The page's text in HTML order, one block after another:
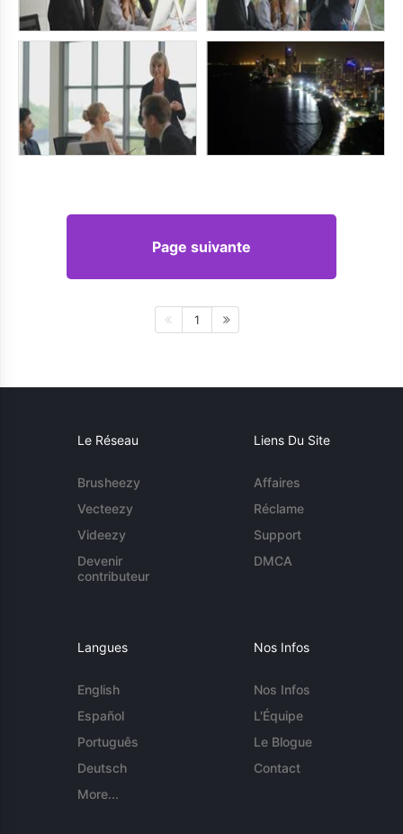
Page suivante
1
Le Réseau
Brusheezy
Vecteezy
Videezy
Devenir
contributeur
Liens Du Site
Affaires
Réclame
Support
DMCA
Langues
English
Español
Português
Deutsch
More...
Nos Infos
Nos Infos
L'Équipe
Le Blogue
Contact